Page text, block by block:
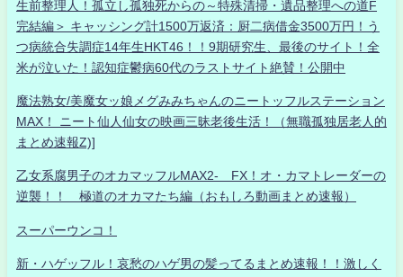
生前整理人！孤立し孤独死からの～特殊清掃・遺品整理への道F
完結編＞ キャッシング計1500万返済：厨二病借金3500万円！う
つ病統合失調症14年生HKT46！！9期研究生、最後のサイト！全
米が泣いた！認知症鬱病60代のラストサイト絶賛！公開中
魔法熟女/美魔女ッ娘メグみみちゃんのニートッフルステーション
MAX！ ニート仙人仙女の映画三昧老後生活！（無職孤独居老人的
まとめ速報Z)]
乙女系腐男子のオカマッフルMAX2- FX！オ・カマトレーダーの
逆襲！！ 極道のオカマたち編（おもしろ動画まとめ速報）
スーパーウンコ！
新・ハゲッフル！哀愁のハゲ男の髪ってるまとめ速報！！激しく